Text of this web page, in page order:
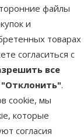
файлы
и
товарах
согласиться с
все
"Отклонить".
cookie, мы
которые
согласия
время суток.
собаки должен